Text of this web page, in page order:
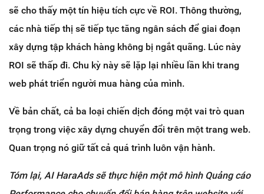
sẽ cho thấy một tín hiệu tích cực về ROI. Thông thường,
các nhà tiếp thị sẽ tiếp tục tăng ngân sách để giai đoạn
xây dựng tập khách hàng không bị ngắt quãng. Lúc này
ROI sẽ thấp đi. Chu kỳ này sẽ lặp lại nhiều lần khi trang
web phát triển người mua hàng của mình.
Về bản chất, cả ba loại chiến dịch đóng một vai trò quan
trọng trong việc xây dựng chuyển đổi trên một trang web.
Quan trọng nó giữ tất cả quá trình luôn vận hành.
Tóm lại, AI HaraAds sẽ thực hiện một mô hình Quảng cáo